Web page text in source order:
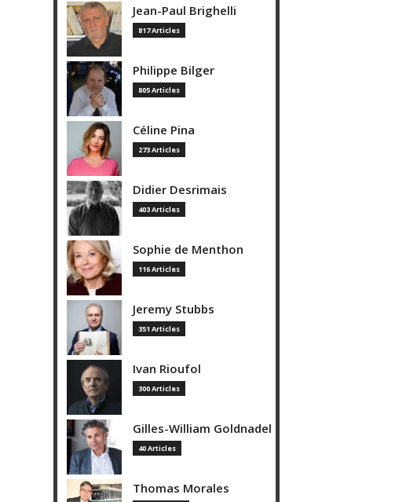
Jean-Paul Brighelli
817 Articles
Philippe Bilger
805 Articles
Céline Pina
273 Articles
Didier Desrimais
403 Articles
Sophie de Menthon
116 Articles
Jeremy Stubbs
351 Articles
Ivan Rioufol
300 Articles
Gilles-William Goldnadel
40 Articles
Thomas Morales